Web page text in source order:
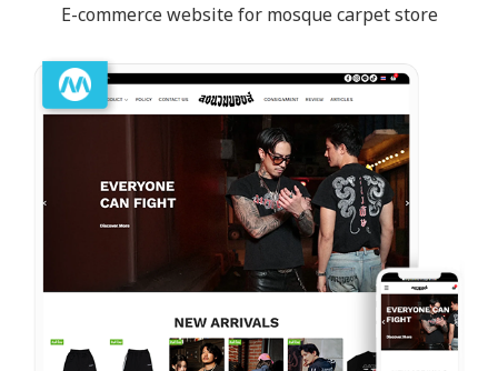
E-commerce website for mosque carpet store